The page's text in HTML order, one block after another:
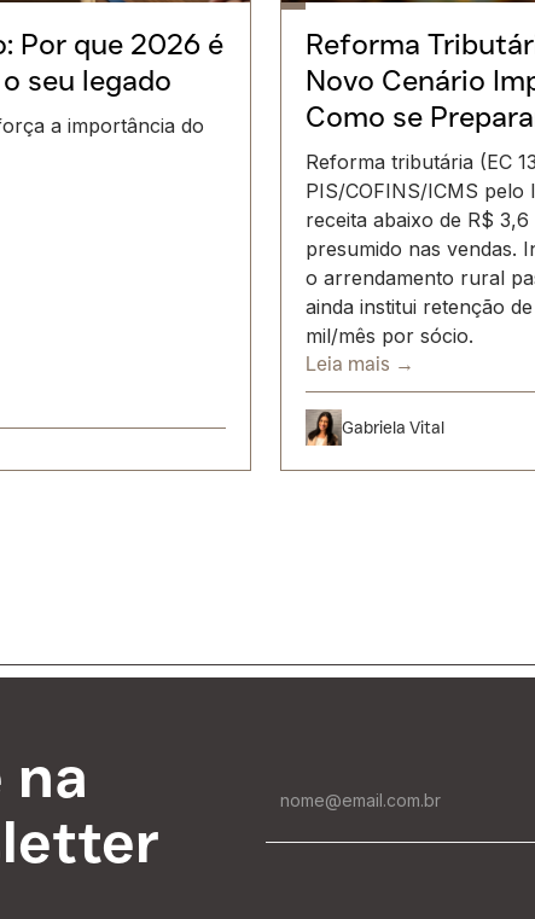
Por que 2026 é
seu legado
a importância do
Reforma
Novo Cenário
Como se
Reforma tributária (EC
PIS/COFINS/ICMS pelo
receita abaixo de R$
presumido nas vendas.
o arrendamento rural
ainda institui retenção
mil/mês por sócio.
Leia mais →
Gabriela Vital
na